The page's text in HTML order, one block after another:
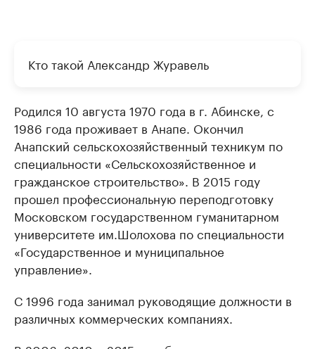
Кто такой Александр Журавель
Родился 10 августа 1970 года в г. Абинске, с
1986 года проживает в Анапе. Окончил
Анапский сельскохозяйственный техникум по
специальности «Сельскохозяйственное и
гражданское строительство». В 2015 году
прошел профессиональную переподготовку
Московском государственном гуманитарном
университете им.Шолохова по специальности
«Государственное и муниципальное
управление».
С 1996 года занимал руководящие должности в
различных коммерческих компаниях.